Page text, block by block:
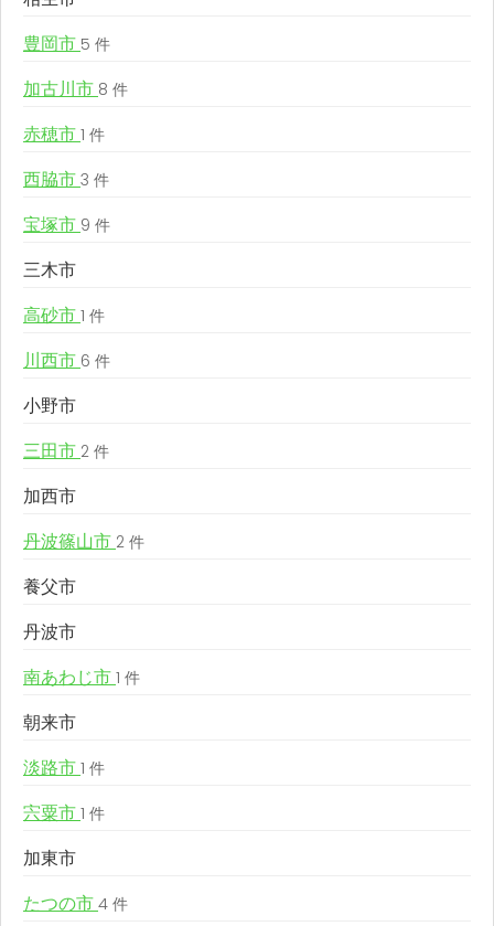
豊岡市 5 件
加古川市 8 件
赤穂市 1 件
西脇市 3 件
宝塚市 9 件
三木市
高砂市 1 件
川西市 6 件
小野市
三田市 2 件
加西市
丹波篠山市 2 件
養父市
丹波市
南あわじ市 1 件
朝来市
淡路市 1 件
宍粟市 1 件
加東市
たつの市 4 件